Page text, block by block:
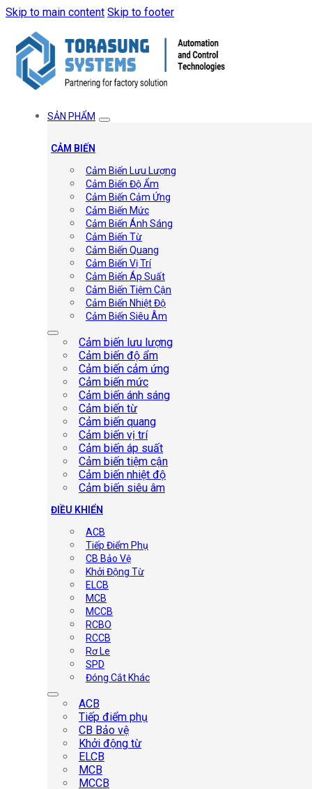
Skip to main content Skip to footer
SẢN PHẨM
CẢM BIẾN
Cảm Biến Lưu Lượng
Cảm Biến Độ Ẩm
Cảm Biến Cảm Ứng
Cảm Biến Mức
Cảm Biến Ánh Sáng
Cảm Biến Từ
Cảm Biến Quang
Cảm Biến Vị Trí
Cảm Biến Áp Suất
Cảm Biến Tiệm Cận
Cảm Biến Nhiệt Độ
Cảm Biến Siêu Âm
Cảm biến lưu lượng
Cảm biến độ ẩm
Cảm biến cảm ứng
Cảm biến mức
Cảm biến ánh sáng
Cảm biến từ
Cảm biến quang
Cảm biến vị trí
Cảm biến áp suất
Cảm biến tiệm cận
Cảm biến nhiệt độ
Cảm biến siêu âm
ĐIỀU KHIỂN
ACB
Tiếp Điểm Phụ
CB Bảo Vệ
Khởi Động Từ
ELCB
MCB
MCCB
RCBO
RCCB
Rơ Le
SPD
Đóng Cắt Khác
ACB
Tiếp điểm phụ
CB Bảo vệ
Khởi động từ
ELCB
MCB
MCCB